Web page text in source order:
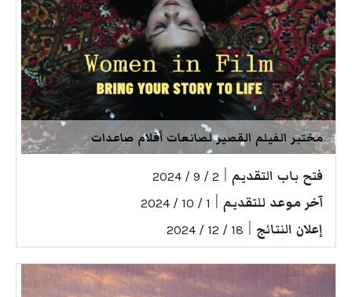
مختبر الفيلم القصير لصانعات أفلام صاعدات
فتح باب التقديم 2 / 9 / 2024
آخر موعد للتقديم 1 / 10 / 2024
إعلان النتائج 18 / 12 / 2024